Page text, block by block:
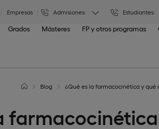
Empresas Admisiones: Estudiantes:
Grados Másteres FP y otros programas
Blog ¿Qué es la farmacocinética y qué